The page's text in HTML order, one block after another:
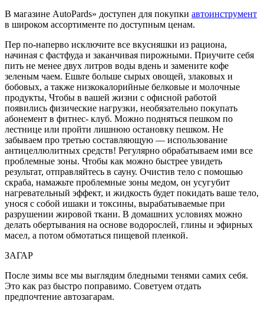
В магазине AutoPards» доступен для покупки автоинструмент
в широком ассортименте по доступным ценам.
Пер по-наперво исключи­те все вкусняшки из рацио­на,
начиная с фастфуда и за­канчивая пирожными. При­учите себя
пить не менее двух литров воды вдень и замени­те кофе
зеленым чаем. Ешь­те больше сырых овощей, злаковых и
бобовых, а также низкокалорийные белковые и молочные
продукты, Чтобы в вашей жизни с офисной ра­ботой
появились физические нагрузки, необязательно по­купать
абонемент в фитнес- клуб. Можно подняться пеш­ком по
лестнице или пройти лишнюю остановку пешком. Не
забываем про третью со­ставляющую — использование
антицеллюлитных средств! Регулярно обрабатываем ими все
проблемные зоны. Чтобы как можно быстрее увидеть
результат, отправляйтесь в са­уну. Очистив тело с помошью
скраба, намажьте проблем­ные зоны медом, он усугу­бит
нагревательный эффект, и жидкость будет покидать ваше тело,
унося с собой иша­ки и токсины, вырабатывае­мые при
разрушении жировой ткани. В домашних условиях можно
делать обертывания на основе водорослей, глины и эфирных
масел, а потом об­мотаться пищевой пленкой.
ЗАГАР
После зимы все мы выгля­дим бледными тенями са­мих себя.
Это как раз быстро поправимо. Советуем отдать
предпочтение автозагарам.